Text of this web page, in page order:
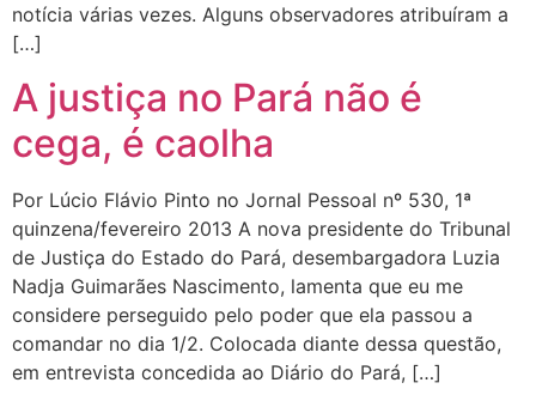
notícia várias vezes. Alguns observadores atribuíram a
[…]
A justiça no Pará não é
cega, é caolha
Por Lúcio Flávio Pinto no Jornal Pessoal nº 530, 1ª
quinzena/fevereiro 2013 A nova presidente do Tribunal
de Justiça do Estado do Pará, desembargadora Luzia
Nadja Guimarães Nascimento, lamenta que eu me
considere perseguido pelo poder que ela passou a
comandar no dia 1/2. Colocada diante dessa questão,
em entrevista concedida ao Diário do Pará, […]